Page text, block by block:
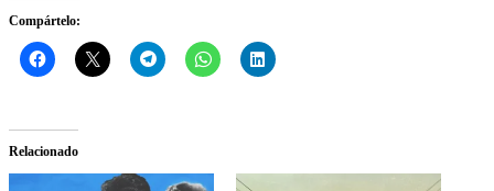
Compártelo:
Relacionado